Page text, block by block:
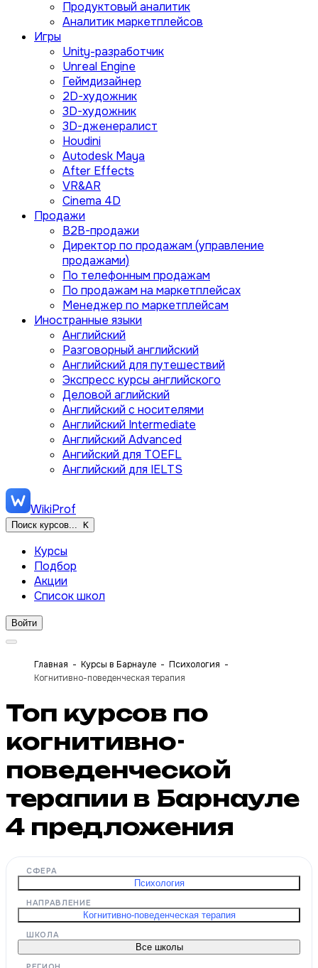
Продуктовый аналитик
Аналитик маркетплейсов
Игры
Unity-разработчик
Unreal Engine
Геймдизайнер
2D-художник
3D-художник
3D-дженералист
Houdini
Autodesk Maya
After Effects
VR&AR
Cinema 4D
Продажи
B2B-продажи
Директор по продажам (управление
продажами)
По телефонным продажам
По продажам на маркетплейсах
Менеджер по маркетплейсам
Иностранные языки
Английский
Разговорный английский
Английский для путешествий
Экспресс курсы английского
Деловой аглийский
Английский с носителями
Английский Intermediate
Английский Advanced
Ангийский для TOEFL
Английский для IELTS
WikiProf
Поиск курсов... K
Курсы
Подбор
Акции
Список школ
Войти
Главная Курсы в Барнауле
Психология
Когнитивно-поведенческая терапия
Топ курсов по
когнитивно-
поведенческой
терапии в Барнауле
4 предложения
СФЕРА
Психология
НАПРАВЛЕНИЕ
Когнитивно-поведенческая терапия
ШКОЛА
Все школы